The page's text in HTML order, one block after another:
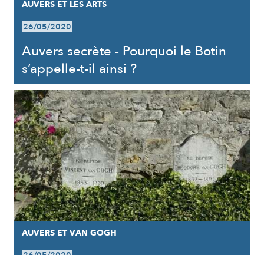
AUVERS ET LES ARTS
26/05/2020
Auvers secrète - Pourquoi le Botin
s’appelle-t-il ainsi ?
AUVERS ET VAN GOGH